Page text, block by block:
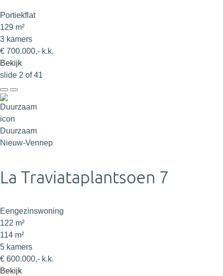
Portiekflat
129 m²
3 kamers
€ 700.000,- k.k.
Bekijk
slide 2 of 41
Duurzaam
Nieuw-Vennep
La Traviataplantsoen 7
Eengezinswoning
122 m²
114 m²
5 kamers
€ 600.000,- k.k.
Bekijk